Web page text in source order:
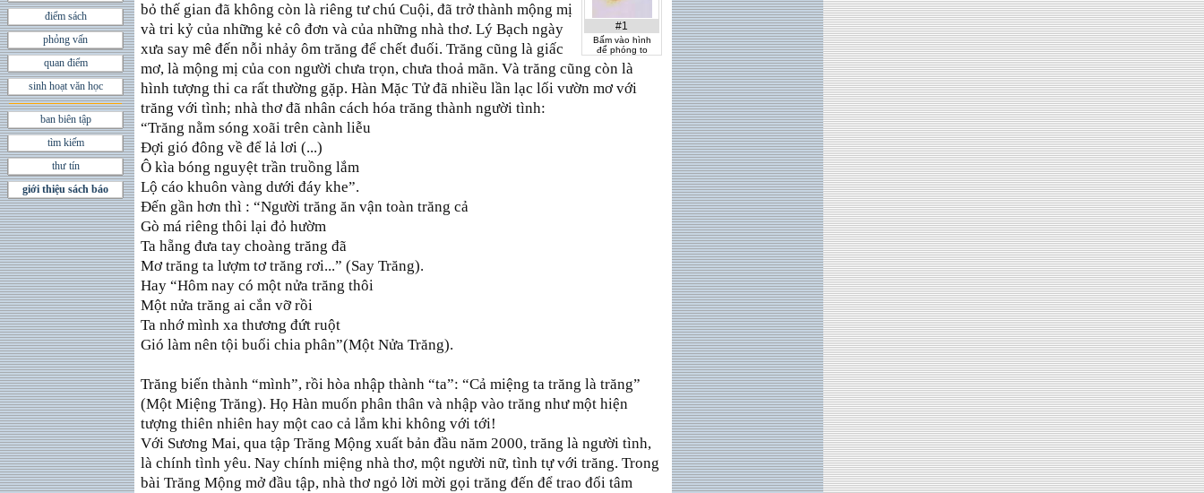
điểm sách
phỏng vấn
quan điểm
sinh hoạt văn học
ban biên tập
tìm kiếm
thư tín
giới thiệu sách báo
#1
Bấm vào hình
để phóng to
bỏ thế gian đã không còn là riêng tư chú Cuội, đã trở thành mộng mị
và tri kỷ của những kẻ cô đơn và của những nhà thơ. Lý Bạch ngày
xưa say mê đến nỗi nhảy ôm trăng để chết đuối. Trăng cũng là giấc
mơ, là mộng mị của con người chưa trọn, chưa thoả mãn. Và trăng cũng còn là
hình tượng thi ca rất thường gặp. Hàn Mặc Tử đã nhiều lần lạc lối vườn mơ với
trăng với tình; nhà thơ đã nhân cách hóa trăng thành người tình:
“Trăng nằm sóng xoãi trên cành liễu
Ðợi gió đông về để lả lơi (...)
Ô kìa bóng nguyệt trần truồng lắm
Lộ cáo khuôn vàng dưới đáy khe”.
Ðến gần hơn thì : “Người trăng ăn vận toàn trăng cả
Gò má riêng thôi lại đỏ hườm
Ta hẵng đưa tay choàng trăng đã
Mơ trăng ta lượm tơ trăng rơi...” (Say Trăng).
Hay “Hôm nay có một nửa trăng thôi
Một nửa trăng ai cắn vỡ rồi
Ta nhớ mình xa thương đứt ruột
Gió làm nên tội buổi chia phân”(Một Nửa Trăng).
Trăng biến thành “mình”, rồi hòa nhập thành “ta”: “Cả miệng ta trăng là trăng”
(Một Miệng Trăng). Họ Hàn muốn phân thân và nhập vào trăng như một hiện
tượng thiên nhiên hay một cao cả lắm khi không với tới!
Với Sương Mai, qua tập Trăng Mộng xuất bản đầu năm 2000, trăng là người tình,
là chính tình yêu. Nay chính miệng nhà thơ, một người nữ, tình tự với trăng. Trong
bài Trăng Mộng mở đầu tập, nhà thơ ngỏ lời mời gọi trăng đến để trao đổi tâm